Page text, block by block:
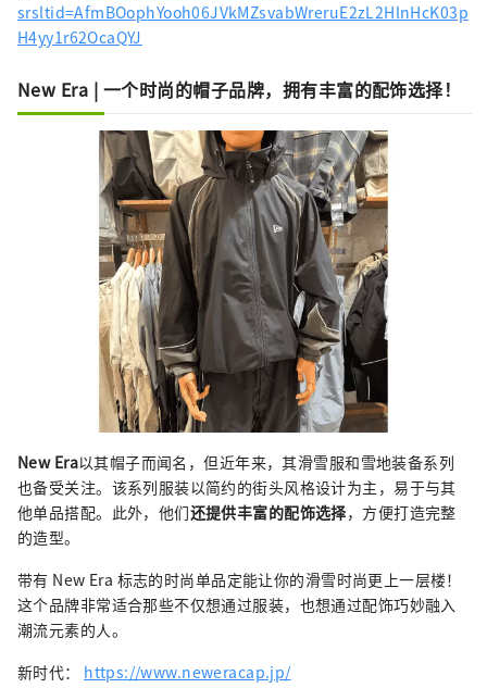
srsltid=AfmBOophYooh06JVkMZsvabWreruE2zL2HlnHcK03p
H4yy1r62OcaQYJ
New Era | 一个时尚的帽子品牌，拥有丰富的配饰选择！
New Era以其帽子而闻名，但近年来，其滑雪服和雪地装备系列
也备受关注。该系列服装以简约的街头风格设计为主，易于与其
他单品搭配。此外，他们还提供丰富的配饰选择，方便打造完整
的造型。
带有 New Era 标志的时尚单品定能让你的滑雪时尚更上一层楼！
这个品牌非常适合那些不仅想通过服装，也想通过配饰巧妙融入
潮流元素的人。
新时代： https://www.neweracap.jp/